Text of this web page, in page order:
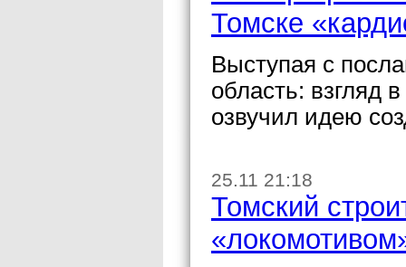
Томске
Выступая с
область: взгляд
озвучил идею
25.11 21:18
Томский